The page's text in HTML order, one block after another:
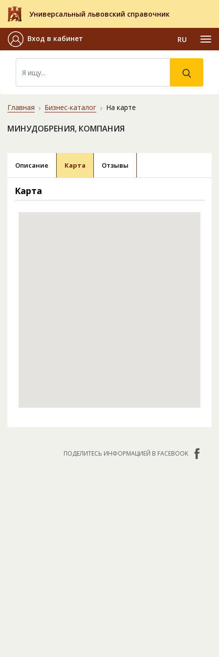
Универсальный львовский справочник
Вход в кабинет RU
Главная Бизнес-каталог На карте
МИНУДОБРЕНИЯ, КОМПАНИЯ
Описание Карта Отзывы
Карта
ПОДЕЛИТЕСЬ ИНФОРМАЦИЕЙ В FACEBOOK